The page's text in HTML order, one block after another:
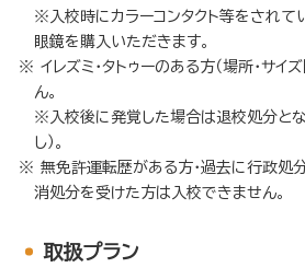
※入校時にカラーコンタクト等をされて
眼鏡を購入いただきます。
イレズミ・タトゥーのある方（場所・サイ
ん。
※入校後に発覚した場合は退校処分とな
し）。
無免許運転歴がある方・過去に行政処
消処分を受けた方は入校できません。
取扱プラン